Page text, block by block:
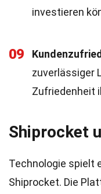
investieren
09
zuverlässiger
Zufriedenheit
Shiprocket
Technologie spielt
Shiprocket. Die